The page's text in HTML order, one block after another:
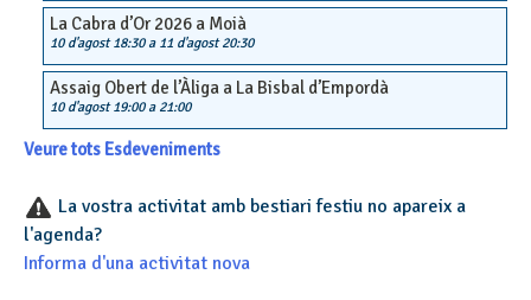
La Cabra d’Or 2026 a Moià
10 d'agost 18:30a 11 d'agost 20:30
Assaig Obert de l’Àliga a La Bisbal d’Empordà
10 d'agost 19:00a 21:00
Veure tots Esdeveniments
La vostra activitat amb bestiari festiu no apareix a
l'agenda?
Informa d'una activitat nova